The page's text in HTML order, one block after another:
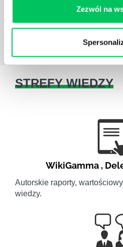
Zezwól na
jest jednak łatwe i warto
STREFY WIEDZY
WikiGamma ,
Autorskie raporty,
wiedzy.